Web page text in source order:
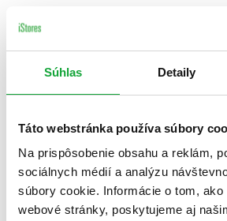
Súhlas Detaily
Táto webstránka používa súbory
Na prispôsobenie obsahu a reklám,
sociálnych médií a analýzu
súbory cookie. Informácie o tom, ako
webové stránky, poskytujeme aj